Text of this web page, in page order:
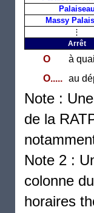
Palaiseau
Massy
⋮
Arrêt
O à quai
O.....
au
Note :
de la
Note 2 :
colonne
horaires